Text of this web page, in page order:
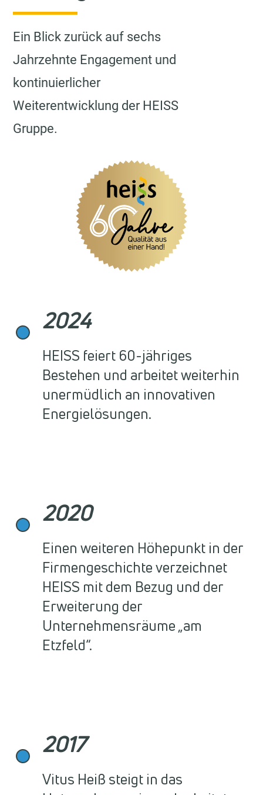
Ein Blick zurück auf sechs
Jahrzehnte Engagement und
kontinuierlicher
Weiterentwicklung der HEISS
Gruppe.
2024
HEISS feiert 60-jähriges
Bestehen und arbeitet weiterhin
unermüdlich an innovativen
Energielösungen.
2020
Einen weiteren Höhepunkt in der
Firmengeschichte verzeichnet
HEISS mit dem Bezug und der
Erweiterung der
Unternehmensräume „am
Etzfeld“.
2017
Vitus Heiß steigt in das